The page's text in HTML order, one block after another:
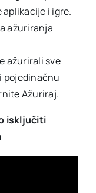
i igre.
ažuriranja
ažurirali sve
pojedinačnu
Ažuriraj.
isključiti